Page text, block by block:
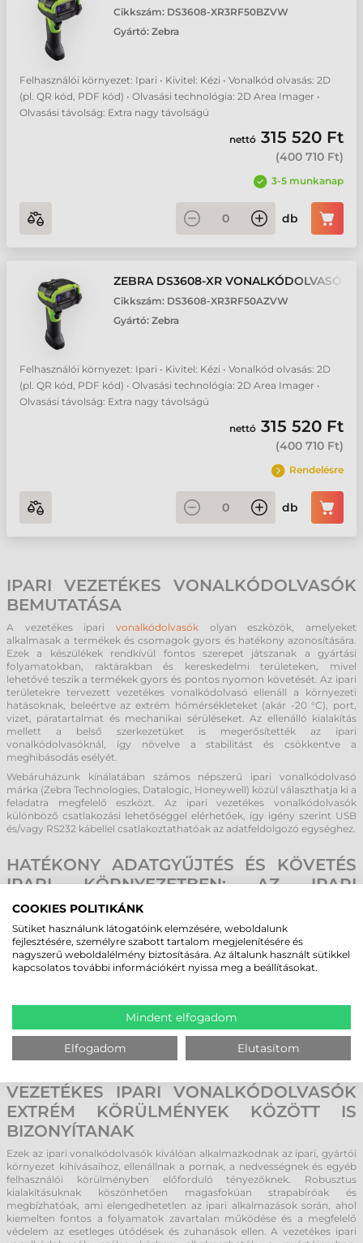
Cikkszám: DS3608-XR3RF50BZVW
Gyártó: Zebra
Felhasználói környezet: Ipari • Kivitel: Kézi • Vonalkód olvasás: 2D
(pl. QR kód, PDF kód) • Olvasási technológia: 2D Area Imager •
Olvasási távolság: Extra nagy távolságú
nettó 315 520 Ft
(400 710 Ft)
3-5 munkanap
db
ZEBRA DS3608-XR VONALKÓDOLVASÓ
Cikkszám: DS3608-XR3RF50AZVW
Gyártó: Zebra
Felhasználói környezet: Ipari • Kivitel: Kézi • Vonalkód olvasás: 2D
(pl. QR kód, PDF kód) • Olvasási technológia: 2D Area Imager •
Olvasási távolság: Extra nagy távolságú
nettó 315 520 Ft
(400 710 Ft)
Rendelésre
db
IPARI VEZETÉKES VONALKÓDOLVASÓK
BEMUTATÁSA
A vezetékes ipari vonalkódolvasók olyan eszközök, amelyeket
alkalmasak a termékek és csomagok gyors és hatékony azonosítására.
Ezek a készülékek rendkívül fontos szerepet játszanak a gyártási
folyamatokban, raktárakban és kereskedelmi területeken, mivel
lehetővé teszik a termékek gyors és pontos nyomon követését. Az ipari
területekre tervezett vezetékes vonalkódolvasó ellenáll a környezeti
hatásoknak, beleértve az extrém hőmérsékleteket (akár -20 °C), port,
vizet, páratartalmat és mechanikai sérüléseket. Az ellenálló kialakítás
mellett a belső szerkezetüket is megerősítették az ipari
vonalkódolvasóknál, így növelve a stabilitást és csökkentve a
meghibásodás esélyét.
Webáruházunk kínálatában számos népszerű ipari vonalkódolvasó
márka (Zebra Technologies, Datalogic, Honeywell) közül választhatja ki a
feladatra megfelelő eszközt. Az ipari vezetékes vonalkódolvasók
különböző csatlakozási lehetőséggel elérhetőek, így igény szerint USB
és/vagy RS232 kábellel csatlakoztathatóak az adatfeldolgozó egységhez.
HATÉKONY ADATGYŰJTÉS ÉS KÖVETÉS
IPARI KÖRNYEZETBEN: AZ IPARI
VONALKÓDOLVASÓK ÁLTAL KÍNÁLT
ELŐNYÖK
Az ipari vezetékes vonalkódolvasók kiemelkedőbb teljesítményre
alkalmasak, mint az általános felhasználásra szánt modellek, fejlettebb
olvasófej optikájuknak köszönhetően egyes termékcsaládok akár több
kapcsolódó számítógép vagy egyéb adatfeldolgozó eszköz felé, így
gördülékenyen és hatékonyan gyorsítja az adatgyűjtési
munkafolyamatokat.
VEZETÉKES IPARI VONALKÓDOLVASÓK
EXTRÉM KÖRÜLMÉNYEK KÖZÖTT IS
BIZONYÍTANAK
Ezek az ipari vonalkódolvasók kiválóan alkalmazkodnak az ipari, gyártói
környezet kihívásaihoz, ellenállnak a pornak, a nedvességnek és egyéb
felhasználói körülményben előforduló tényezőknek. Robusztus
kialakításuknak köszönhetően magasfokúan strapabíróak és
megbízhatóak, ami elengedhetetlen az ipari alkalmazások során, ahol
kiemelten fontos a folyamatok zavartalan működése és a megfelelő
védelem az esetleges ütődések és zuhanások ellen. A vezetékes ipari
COOKIES POLITIKÁNK
Sütiket használunk látogatóink elemzésére, weboldalunk
fejlesztésére, személyre szabott tartalom megjelenítésére és
nagyszerű weboldalélmény biztosítására. Az általunk használt sütikkel
kapcsolatos további információkért nyissa meg a beállításokat.
Mindent elfogadom
Elfogadom Elutasítom